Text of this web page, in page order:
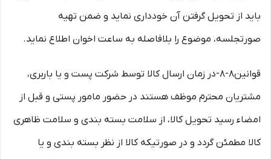
باید از تحویل گرفتن آن خودداری نماید و ضمن تهیه
صورتجلسه، موضوع را بلافاصله به ساعت اخوان اطلاع نماید.
قوانین۸-۸-در زمان ارسال کالا توسط شرکت پست و یا باربری،
مشتریان محترم موظف هستند در حضور مامور پستی و قبل از
امضاء رسید تحویل کالا، از سلامت بسته بندی و سلامت ظاهری
کالا مطمئن گردد و در صورتیکه کالا از نظر بسته بندی و یا